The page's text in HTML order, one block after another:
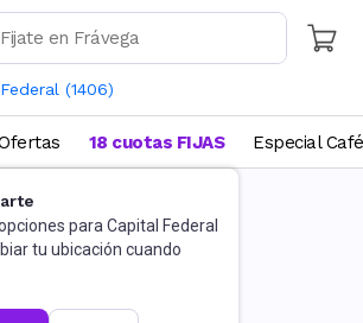
(1406)
para Capital Federal
tu ubicación cuando
18 cuotas FIJAS Especial Café